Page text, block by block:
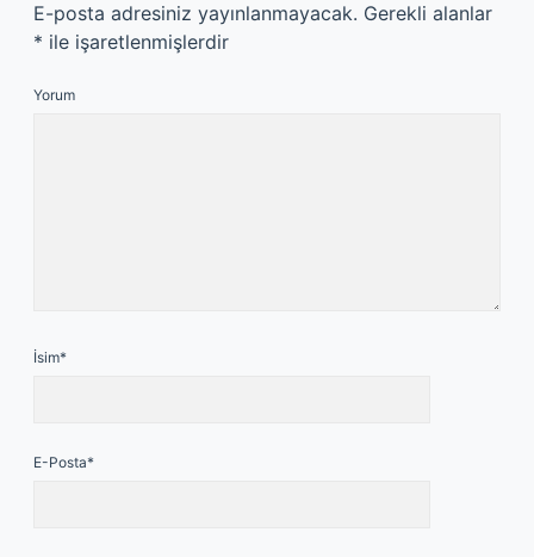
E-posta adresiniz yayınlanmayacak. Gerekli alanlar
* ile işaretlenmişlerdir
Yorum
İsim*
E-Posta*